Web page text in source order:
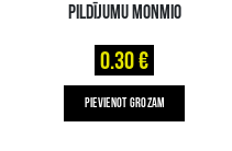
PILDĪJUMU MONMIO
0.30 €
PIEVIENOT GROZAM